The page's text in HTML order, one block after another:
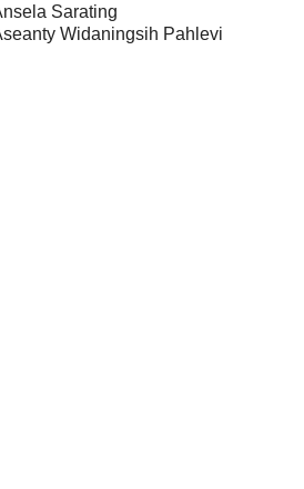
Sarating
Widaningsih Pahlevi